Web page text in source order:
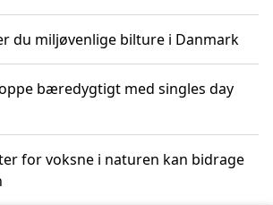
du miljøvenlige bilture i Danmark
bæredygtigt med singles day
for voksne i naturen kan bidrage